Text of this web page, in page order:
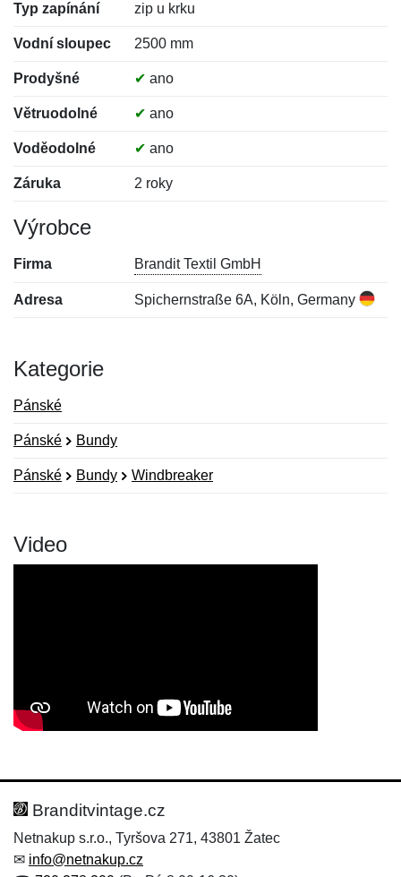
Typ zapínání zip u krku
Vodní sloupec 2500 mm
Prodyšné ✔ ano
Větruodolné ✔ ano
Voděodolné ✔ ano
Záruka 2 roky
Výrobce
Firma Brandit Textil GmbH
Adresa Spichernstraße 6A, Köln, Germany
Kategorie
Pánské
Pánské Bundy
Pánské Bundy Windbreaker
Video
Hodnocení:
Jméno:
Branditvintage.cz
Netnakup s.r.o., Tyršova 271, 43801 Žatec
✉ info@netnakup.cz